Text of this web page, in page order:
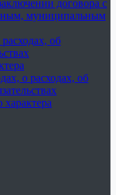
договора с
муниципальным
об
о расходах, об